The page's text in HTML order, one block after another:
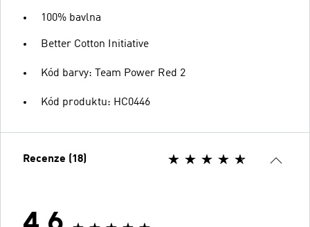
100% bavlna
Better Cotton Initiative
Kód barvy: Team Power Red 2
Kód produktu: HC0446
Recenze (18)